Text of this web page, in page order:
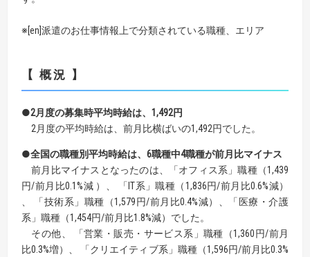
※[en]派遣のお仕事情報上で分類されている職種、エリア
【 概況 】
●2月度の募集時平均時給は、1,492円
2月度の平均時給は、前月比横ばいの1,492円でした。
●全国の職種別平均時給は、6職種中4職種が前月比マイナス
前月比マイナスとなったのは、「オフィス系」職種（1,439
円/前月比0.1%減 ）、 「IT系」職種（1,836円/前月比0.6%減）
、 「技術系」職種（1,579円/前月比0.4%減）、「医療・介護
系」職種（1,454円/前月比1.8%減）でした。
その他、 「営業・販売・サービス系」職種（1,360円/前月
比0.3%増）、 「クリエイティブ系」職種（1,596円/前月比0.3%